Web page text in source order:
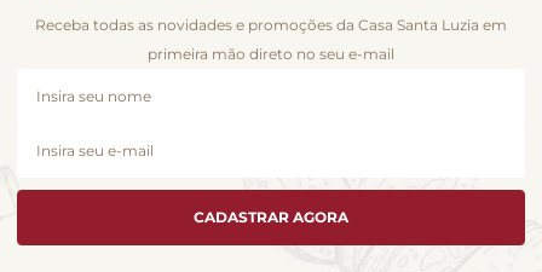
Receba todas as novidades e promoções da Casa Santa Luzia em
primeira mão direto no seu e-mail
CADASTRAR AGORA